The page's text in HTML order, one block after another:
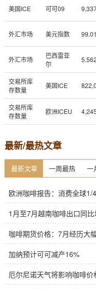
美国ICE 可可09
外汇市场 美元指数
外汇市场
巴西雷亚
尔
交易所库
存数量
美国ICE
交易所库
存数量
欧洲ICEU 4,245
最新/最热文章
最新文章 一周最热 一
加纳预计可可减产16%
厄尔尼诺天气将影响咖啡